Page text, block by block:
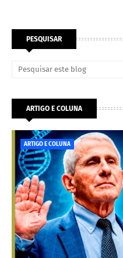
PESQUISAR
ARTIGO E COLUNA
ARTIGO E COLUNA